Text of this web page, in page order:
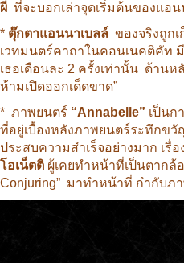
ผี ที่จะบอกเล่าจุดเริ่มต้นของแอ
* ตุ๊กตาแอนนาเบลล์ ของจริงถูก
เวทมนตร์คาถาในคอนเนคติคัท
เธอเดือนละ 2 ครั้งเท่านั้น ด้าน
ห้ามเปิดออกเด็ดขาด”
* ภาพยนตร์ “Annabelle” เป็นก
ที่อยู่เบื้องหลังภาพยนตร์ระทึกขวั
ประสบความสำเร็จอย่างมาก เรื่อ
โอเน็ตติ ผู้เคยทำหน้าที่เป็นตากล้
Conjuring” มาทำหน้าที่ กำกับภ